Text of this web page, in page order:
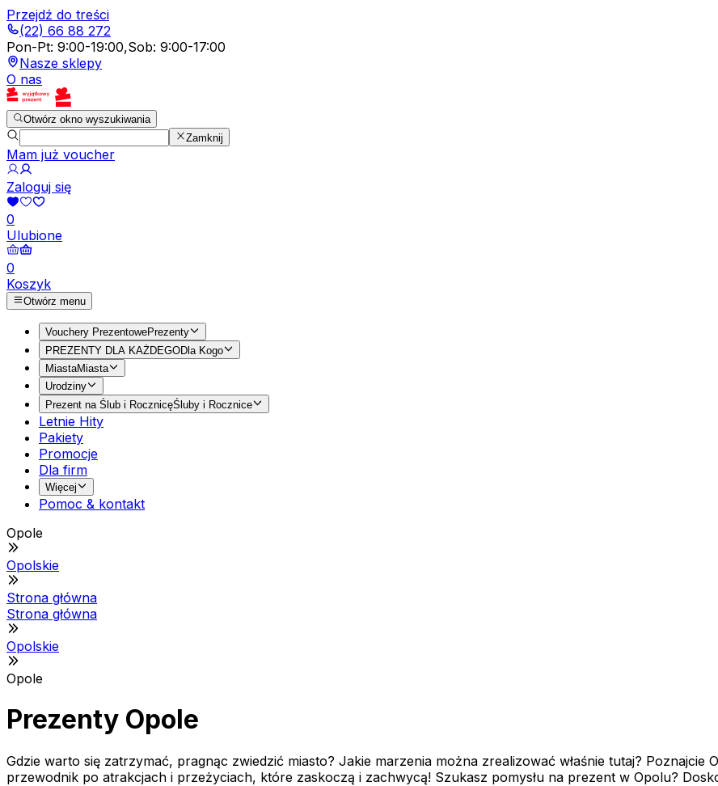
Przejdź do treści
(22) 66 88 272
Pon-Pt: 9:00-19:00,Sob: 9:00-17:00
Nasze sklepy
O nas
Otwórz okno wyszukiwania
Zamknij
Mam już voucher
Zaloguj się
0
Ulubione
0
Koszyk
Otwórz menu
Vouchery PrezentowePrezenty
PREZENTY DLA KAŻDEGODla Kogo
MiastaMiasta
Urodziny
Prezent na Ślub i RocznicęŚluby i Rocznice
Letnie Hity
Pakiety
Promocje
Dla firm
Więcej
Pomoc & kontakt
Opole
Opolskie
Strona główna
Strona główna
Opolskie
Opole
Prezenty Opole
Gdzie warto się zatrzymać, pragnąc zwiedzić miasto? Jakie marzenia można zrealizować właśnie tutaj? Poznajcie
przewodnik po atrakcjach i przeżyciach, które zaskoczą i zachwycą! Szukasz pomysłu na prezent w Opolu?